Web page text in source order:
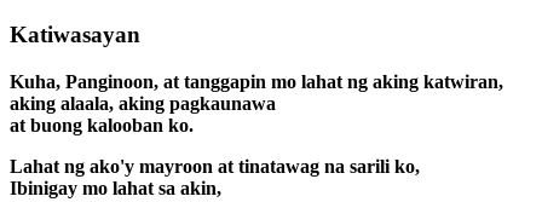
Katiwasayan
Kuha, Panginoon, at tanggapin mo lahat ng aking katwiran,
aking alaala, aking pagkaunawa
at buong kalooban ko.
Lahat ng ako'y mayroon at tinatawag na sarili ko,
Ibinigay mo lahat sa akin,